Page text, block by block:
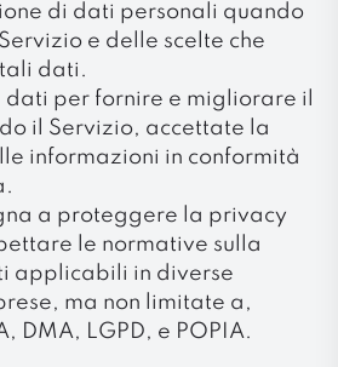
di dati personali quando
e delle scelte che
dati.
per fornire e migliorare il
il Servizio, accettate la
informazioni in conformità
a proteggere la privacy
le normative sulla
applicabili in diverse
ma non limitate a,
DMA, LGPD, e POPIA.